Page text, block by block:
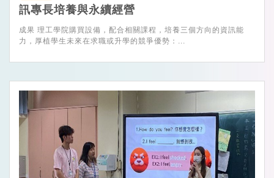
訊專長培養與永續經營
成果 理工學院購買設備，配合相關課程，培養三個方向的資訊能
力，厚植學生未來在求職或升學的競爭優勢：...